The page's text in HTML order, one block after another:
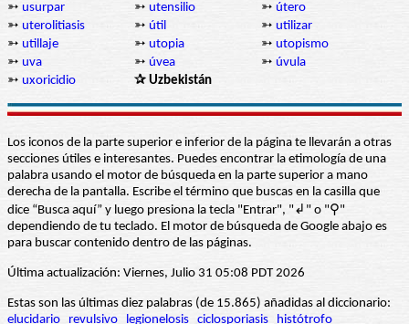
➳ usurpar ➳ utensilio ➳ útero
➳ uterolitiasis ➳ útil ➳ utilizar
➳ utillaje ➳ utopia ➳ utopismo
➳ uva ➳ úvea ➳ úvula
➳ uxoricidio ✰ Uzbekistán
Los iconos de la parte superior e inferior de la página te llevarán a otras
secciones útiles e interesantes. Puedes encontrar la etimología de una
palabra usando el motor de búsqueda en la parte superior a mano
derecha de la pantalla. Escribe el término que buscas en la casilla que
dice “Busca aquí” y luego presiona la tecla "Entrar", "↲" o "⚲"
dependiendo de tu teclado. El motor de búsqueda de Google abajo es
para buscar contenido dentro de las páginas.
Última actualización: Viernes, Julio 31 05:08 PDT 2026
Estas son las últimas diez palabras (de 15.865) añadidas al diccionario:
elucidario
revulsivo legionelosis ciclosporiasis
histótrofo